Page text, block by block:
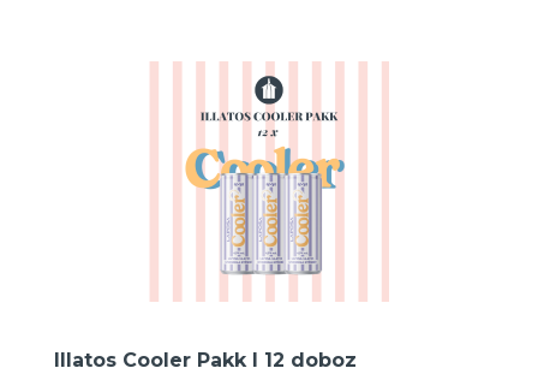
Illatos Cooler Pakk I 12 doboz